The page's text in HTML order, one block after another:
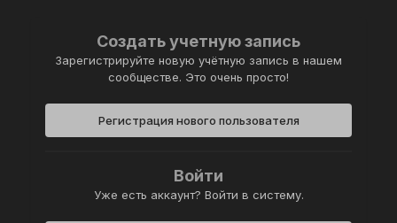
Создать учетную запись
Зарегистрируйте новую учётную запись в нашем
сообществе. Это очень просто!
Регистрация нового пользователя
Войти
Уже есть аккаунт? Войти в систему.